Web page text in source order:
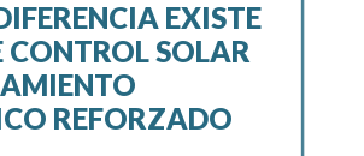
EXISTE
CONTROL SOLAR
REFORZADO